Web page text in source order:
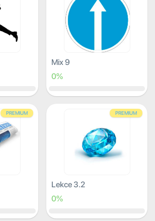
Mix 9
0%
PREMIUM PREMIUM
Lekce 3.2
0%